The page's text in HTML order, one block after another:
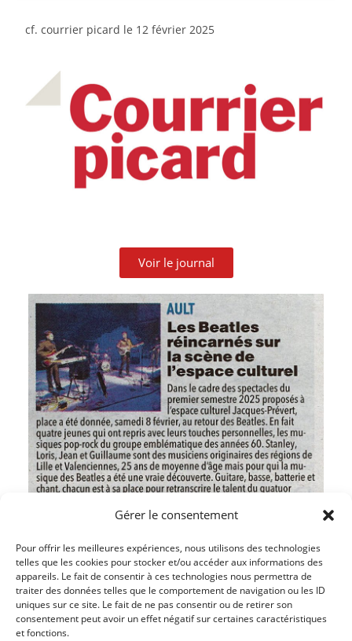
Gérer le consentement
Pour offrir les meilleures expériences, nous utilisons des technologies
telles que les cookies pour stocker et/ou accéder aux informations des
appareils. Le fait de consentir à ces technologies nous permettra de
traiter des données telles que le comportement de navigation ou les ID
uniques sur ce site. Le fait de ne pas consentir ou de retirer son
consentement peut avoir un effet négatif sur certaines caractéristiques
et fonctions.
cf. courrier picard le 12 février 2025
Voir le journal
Article précédent